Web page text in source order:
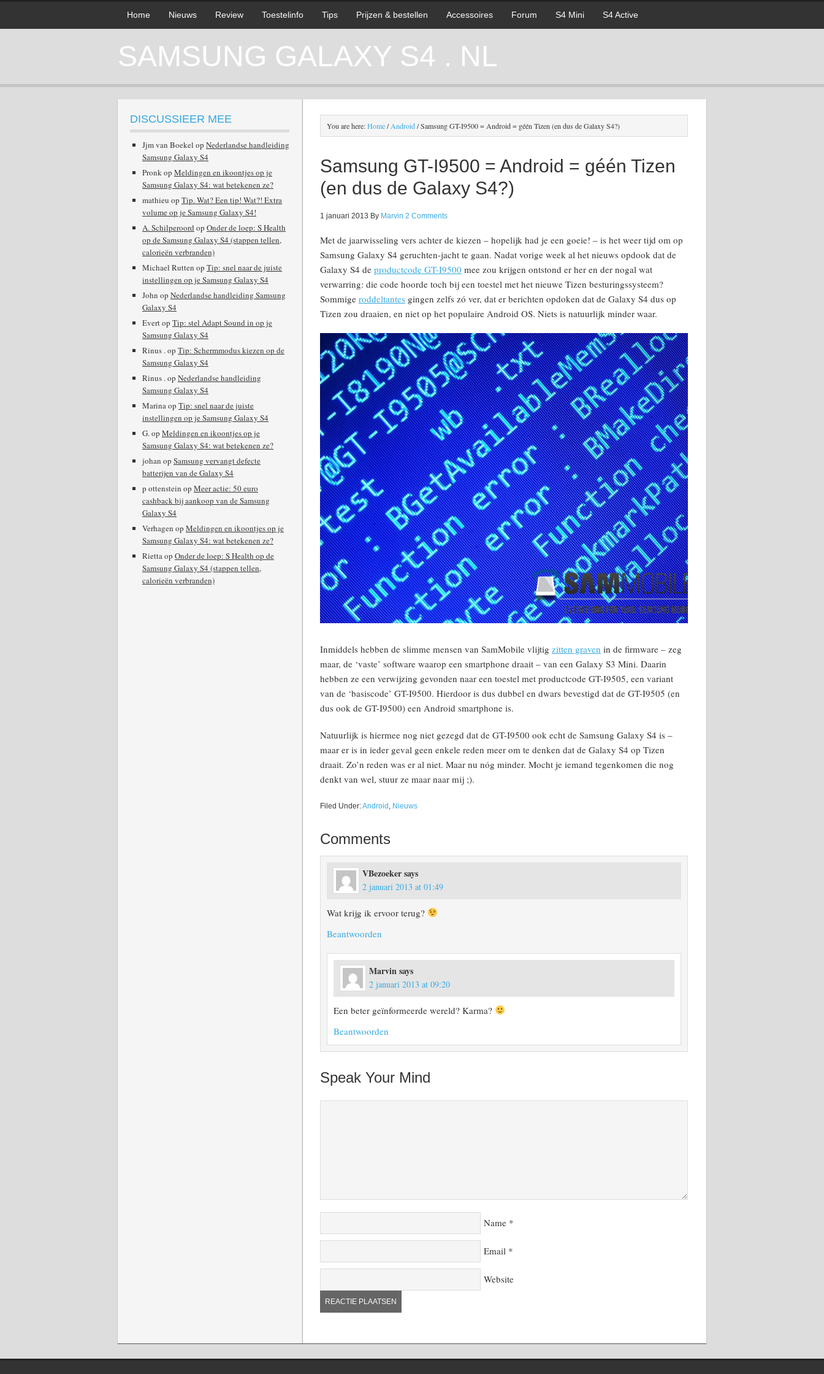
Home Nieuws Review Toestelinfo Tips Prijzen & bestellen Accessoires Forum S4 Mini S4 Active
SAMSUNG GALAXY S4 . NL
You are here:Home/ Android/Samsung GT-I9500 = Android = géén Tizen (en dus de Galaxy S4?)
Samsung GT-I9500 = Android = géén Tizen
(en dus de Galaxy S4?)
1 januari 2013 By Marvin 2 Comments
Met de jaarwisseling vers achter de kiezen – hopelijk had je een goeie! – is het weer tijd om op
Samsung Galaxy S4 geruchten-jacht te gaan. Nadat vorige week al het nieuws opdook dat de
Galaxy S4 de productcode GT-I9500 mee zou krijgen ontstond er her en der nogal wat
verwarring: die code hoorde toch bij een toestel met het nieuwe Tizen besturingssysteem?
Sommige roddeltantes gingen zelfs zó ver, dat er berichten opdoken dat de Galaxy S4 dus op
Tizen zou draaien, en niet op het populaire Android OS. Niets is natuurlijk minder waar.
Inmiddels hebben de slimme mensen van SamMobile vlijtig zitten graven in de firmware – zeg
maar, de ‘vaste’ software waarop een smartphone draait – van een Galaxy S3 Mini. Daarin
hebben ze een verwijzing gevonden naar een toestel met productcode GT-I9505, een variant
van de ‘basiscode’ GT-I9500. Hierdoor is dus dubbel en dwars bevestigd dat de GT-I9505 (en
dus ook de GT-I9500) een Android smartphone is.
Natuurlijk is hiermee nog niet gezegd dat de GT-I9500 ook echt de Samsung Galaxy S4 is –
maar er is in ieder geval geen enkele reden meer om te denken dat de Galaxy S4 op Tizen
draait. Zo’n reden was er al niet. Maar nu nóg minder. Mocht je iemand tegenkomen die nog
denkt van wel, stuur ze maar naar mij ;).
Filed Under:Android Nieuws
Comments
VBezoekersays
2 januari 2013 at 01:49
Wat krijg ik ervoor terug?
Beantwoorden
Marvinsays
2 januari 2013 at 09:20
Een beter geïnformeerde wereld? Karma?
Beantwoorden
Speak Your Mind
Name *
Email *
Website
DISCUSSIEER MEE
Jjm van Boekel op Nederlandse handleiding
Samsung Galaxy S4
Pronkop Meldingen en ikoontjes op je
Samsung Galaxy S4: wat betekenen ze?
mathieu op Tip. Wat? Een tip! Wat?! Extra
volume op je Samsung Galaxy S4!
A. Schilperoord op Onder de loep: S Health
op de Samsung Galaxy S4 (stappen tellen,
calorieën verbranden)
Michael Rutten op Tip: snel naar de juiste
instellingen op je Samsung Galaxy S4
John op Nederlandse handleiding Samsung
Galaxy S4
Evertop Tip: stel Adapt Sound in op je
Samsung Galaxy S4
Rinus .op Tip: Schermmodus kiezen op de
Samsung Galaxy S4
Rinus .op Nederlandse handleiding
Samsung Galaxy S4
Marinaop Tip: snel naar de juiste
instellingen op je Samsung Galaxy S4
G.op Meldingen en ikoontjes op je
Samsung Galaxy S4: wat betekenen ze?
johan op Samsung vervangt defecte
batterijen van de Galaxy S4
p ottenstein op Meer actie: 50 euro
cashback bij aankoop van de Samsung
Galaxy S4
Verhagen op Meldingen en ikoontjes op je
Samsung Galaxy S4: wat betekenen ze?
Riettaop Onder de loep: S Health op de
Samsung Galaxy S4 (stappen tellen,
calorieën verbranden)